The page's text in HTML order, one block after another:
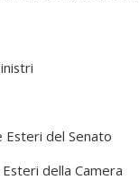
Esteri del Senato
della Camera